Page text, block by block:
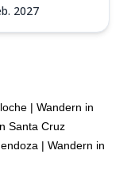
2027
| Wandern in
Santa Cruz
| Wandern in